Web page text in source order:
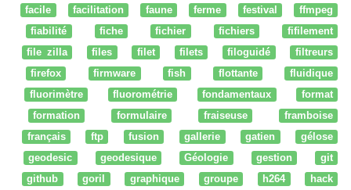
facile facilitation faune ferme festival
ffmpeg
fiabilité
fiche fichier fichiers
fifilement
file zilla
files filet filets filoguidé
filtreurs
firefox
firmware fish flottante
fluidique
fluorimètre
fluorométrie fondamentaux
format
formation
formulaire fraiseuse
framboise
français
ftp fusion gallerie gatien
gélose
geodesic
geodesique Géologie gestion
git
github
goril graphique groupe h264
hack